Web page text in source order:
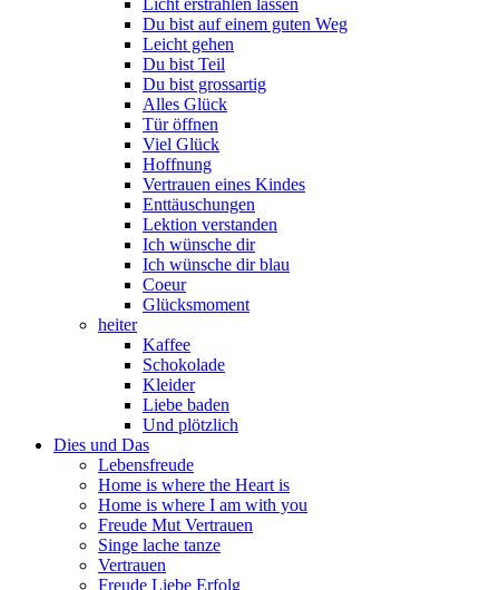
Licht erstrahlen lassen
Du bist auf einem guten Weg
Leicht gehen
Du bist Teil
Du bist grossartig
Alles Glück
Tür öffnen
Viel Glück
Hoffnung
Vertrauen eines Kindes
Enttäuschungen
Lektion verstanden
Ich wünsche dir
Ich wünsche dir blau
Coeur
Glücksmoment
heiter
Kaffee
Schokolade
Kleider
Liebe baden
Und plötzlich
Dies und Das
Lebensfreude
Home is where the Heart is
Home is where I am with you
Freude Mut Vertrauen
Singe lache tanze
Vertrauen
Freude Liebe Erfolg